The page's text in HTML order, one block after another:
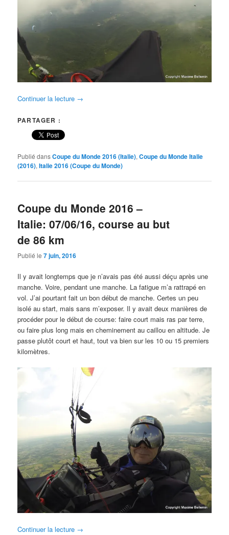
Continuer la lecture →
PARTAGER :
Publié dansCoupe du Monde 2016 (Italie),Coupe du Monde Italie
(2016),Italie 2016 (Coupe du Monde)
Coupe du Monde 2016 –
Italie: 07/06/16, course au but
de 86 km
Publié le7 juin, 2016
Il y avait longtemps que je n’avais pas été aussi déçu après une
manche. Voire, pendant une manche. La fatigue m’a rattrapé en
vol. J’ai pourtant fait un bon début de manche. Certes un peu
isolé au start, mais sans m’exposer. Il y avait deux manières de
procéder pour le début de course: faire court mais ras par terre,
ou faire plus long mais en cheminement au caillou en altitude. Je
passe plutôt court et haut, tout va bien sur les 10 ou 15 premiers
kilomètres.
Continuer la lecture →